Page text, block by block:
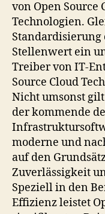
von Open Source
Technologien.
Stellenwert ein
Treiber von IT-
Source Cloud
Nicht umsonst
der kommende
moderne und
auf den
Zuverlässigkeit
Speziell in den
Effizienz leistet